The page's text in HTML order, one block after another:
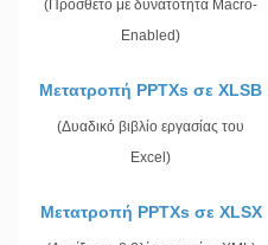
(Πρόσθετο με δυνατότητα Macro-
Enabled)
Μετατροπή PPTXs σε XLSB
(Δυαδικό βιβλίο εργασίας του
Excel)
Μετατροπή PPTXs σε XLSX